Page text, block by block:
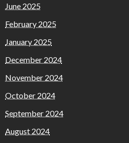
June 2025
February 2025
January 2025
December 2024
November 2024
October 2024
September 2024
August 2024